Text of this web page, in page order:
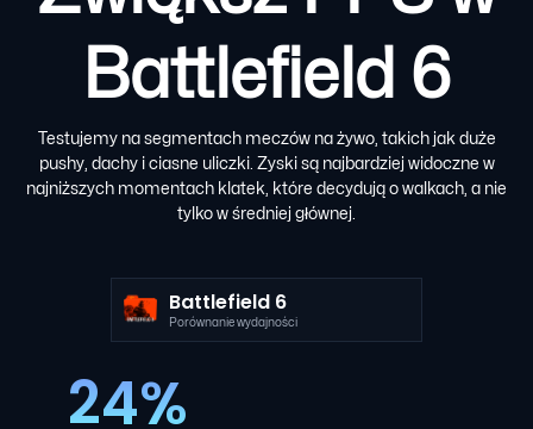
Battlefield 6
Testujemy na segmentach meczów na żywo, takich jak duże
pushy, dachy i ciasne uliczki. Zyski są najbardziej widoczne w
najniższych momentach klatek, które decydują o walkach, a nie
tylko w średniej głównej.
Battlefield 6
Porównanie wydajności
24%